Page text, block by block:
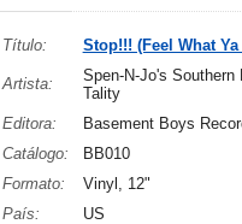
Título: Stop!!! (Feel What Ya
Artista:
Spen-N-Jo's Southern
Tality
Editora:
Basement Boys
Catálogo:
BB010
Formato:
Vinyl, 12"
País:
US